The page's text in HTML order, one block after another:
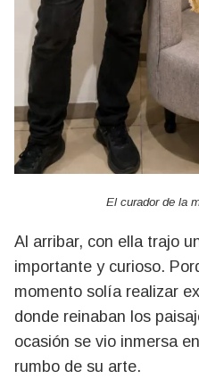
El curador de la
Al arribar, con ella trajo
importante y curioso.
momento solía realizar
donde reinaban los
ocasión se vio inmersa
rumbo de su arte.